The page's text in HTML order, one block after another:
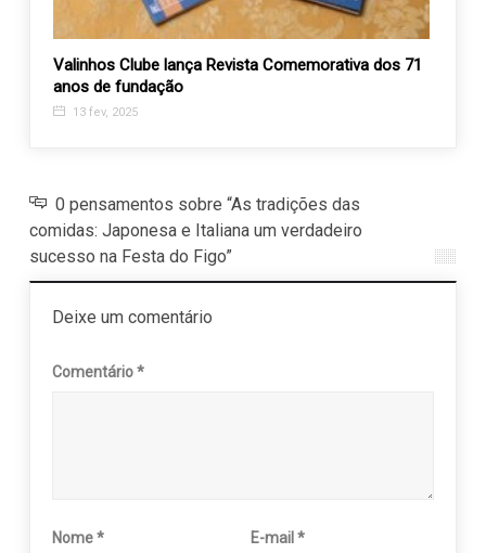
Valinhos Clube lança Revista Comemorativa dos 71
anos de fundação
13 fev, 2025
0 pensamentos sobre “As tradições das
comidas: Japonesa e Italiana um verdadeiro
sucesso na Festa do Figo”
Deixe um comentário
Comentário*
Nome* E-mail*